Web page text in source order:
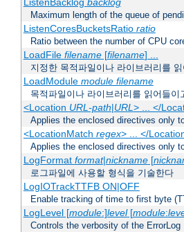
ListenBacklog backlog
Maximum length of the queue of
ListenCoresBucketsRatio ratio
Ratio between the number of CPU
LoadFile filename[filename] ...
지정한 목적파일이나 라이브러리를
LoadModule module filename
목적파일이나 라이브러리를 읽어들
<Location URL-path|URL> ... </
Applies the enclosed directives only
<LocationMatch regex> ... </
Applies the enclosed directives only
LogFormat format|nickname[
로그파일에 사용할 형식을 기술한다
LogIOTrackTTFB ON|OFF
Enable tracking of time to first byte
LogLevel [module:]level[module:
Controls the verbosity of the ErrorLog